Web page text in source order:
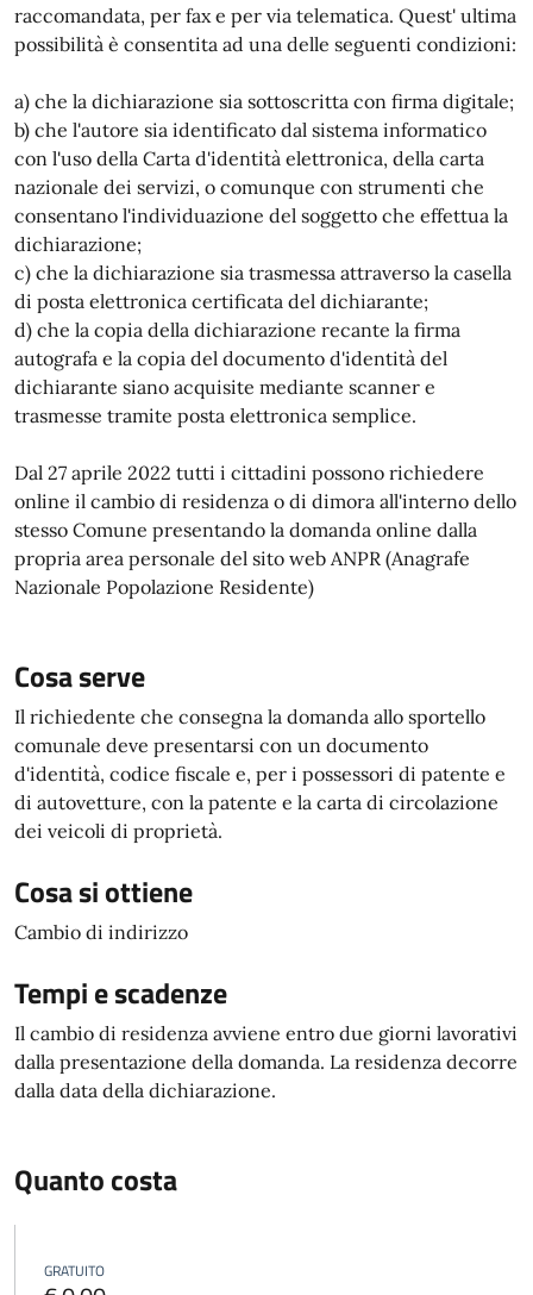
raccomandata, per fax e per via telematica. Quest' ultima
possibilità è consentita ad una delle seguenti condizioni:
a) che la dichiarazione sia sottoscritta con firma digitale;
b) che l'autore sia identificato dal sistema informatico
con l'uso della Carta d'identità elettronica, della carta
nazionale dei servizi, o comunque con strumenti che
consentano l'individuazione del soggetto che effettua la
dichiarazione;
c) che la dichiarazione sia trasmessa attraverso la casella
di posta elettronica certificata del dichiarante;
d) che la copia della dichiarazione recante la firma
autografa e la copia del documento d'identità del
dichiarante siano acquisite mediante scanner e
trasmesse tramite posta elettronica semplice.
Dal 27 aprile 2022 tutti i cittadini possono richiedere
online il cambio di residenza o di dimora all'interno dello
stesso Comune presentando la domanda online dalla
propria area personale del sito web ANPR (Anagrafe
Nazionale Popolazione Residente)
Cosa serve
Il richiedente che consegna la domanda allo sportello
comunale deve presentarsi con un documento
d'identità, codice fiscale e, per i possessori di patente e
di autovetture, con la patente e la carta di circolazione
dei veicoli di proprietà.
Cosa si ottiene
Cambio di indirizzo
Tempi e scadenze
Il cambio di residenza avviene entro due giorni lavorativi
dalla presentazione della domanda. La residenza decorre
dalla data della dichiarazione.
Quanto costa
GRATUITO